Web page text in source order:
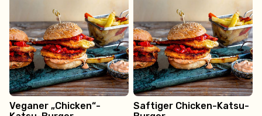
Veganer „Chicken“-
Saftiger Chicken-Katsu-